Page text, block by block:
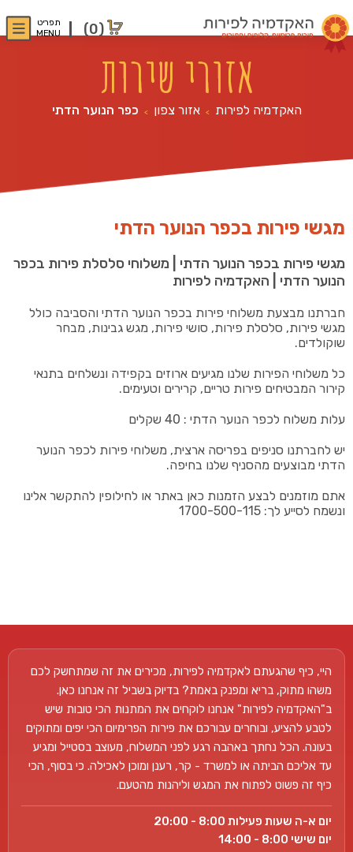
(0)
תפריט
MENU
אזורי שירות
האקדמיה לפירות > אזור צפון > כפר הנוער הדתי
מגשי פירות בכפר הנוער הדתי
מגשי פירות בכפר הנוער הדתי | משלוחי סלסלת פירות בכפר
הנוער הדתי | האקדמיה לפירות
חברתנו מבצעת משלוחי פירות בכפר הנוער הדתי והסביבה כולל
מגשי פירות, סלסלת פירות, סושי פירות, מגש גבינות, מבחר
שוקולדים.
כל משלוחי הפירות שלנו מגיעים ארוזים בקפידה ונשלחים בתנאי
קירור המבטיחים פירות טריים, קרירים וטעימים.
עלות משלוח לכפר הנוער הדתי : 40 שקלים
יש לחברתנו סניפים בפריסה ארצית, משלוחי פירות לכפר הנוער
הדתי מבוצעים מהסניף שלנו בחיפה.
אתם מוזמנים לבצע הזמנות כאן באתר או לחילופין להתקשר אלינו
ונשמח לסייע לך: 1700-500-115
היי, כיף שהגעתם לאקדמיה לפירות, מכירים את זה שמתחשק לכם
משהו מתוק, בריא ומפנק באמת? בדיוק בשביל זה אנחנו כאן.
ב"האקדמיה לפירות" אנחנו לוקחים את המתנות הכי טובות שיש
לטבע להציע, ובוחרים עבורכם את פירות הפרימיום הכי יפים ומתוקים
בעונה. הכל נחתך באהבה רגע לפני המשלוח, מעוצב בסטייל ומגיע
עד אליכם הביתה או למשרד - קר, רענן ומוכן לאכילה. כי בסוף, הכי
כיף זה פשוט לפתוח את המגש וליהנות מהטעם.
יום א-ה שעות פעילות 8:00 - 20:00
יום שישי 8:00 - 14:00